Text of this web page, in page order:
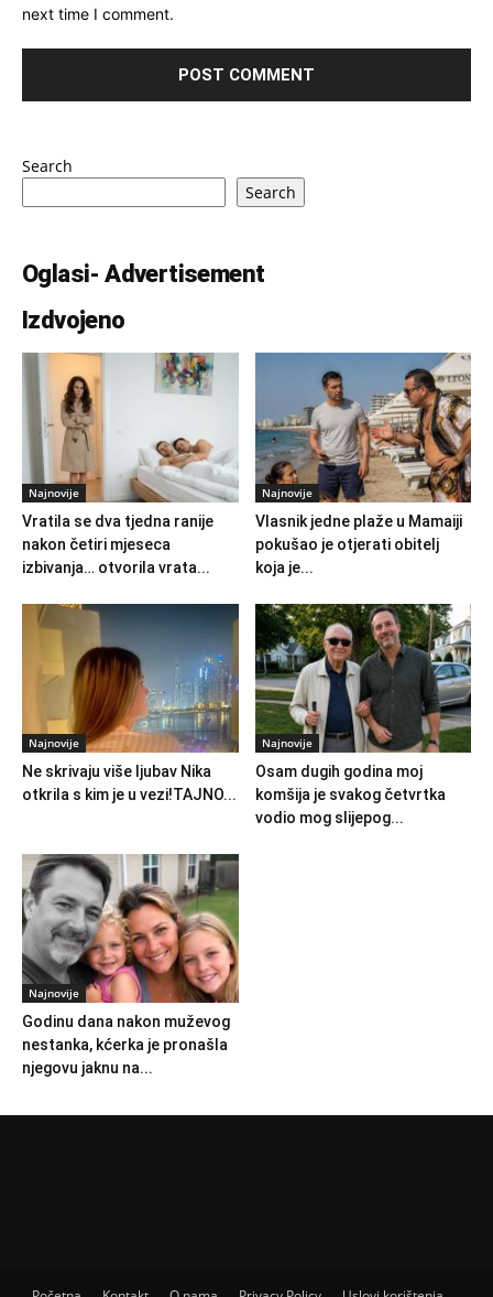
next time I comment.
Search
Search
Oglasi- Advertisement
Izdvojeno
Najnovije
Vratila se dva tjedna ranije
nakon četiri mjeseca
izbivanja… otvorila vrata...
Najnovije
Vlasnik jedne plaže u Mamaiji
pokušao je otjerati obitelj
koja je...
Najnovije
Ne skrivaju više ljubav Nika
otkrila s kim je u vezi!TAJNO...
Najnovije
Osam dugih godina moj
komšija je svakog četvrtka
vodio mog slijepog...
Najnovije
Godinu dana nakon muževog
nestanka, kćerka je pronašla
njegovu jaknu na...